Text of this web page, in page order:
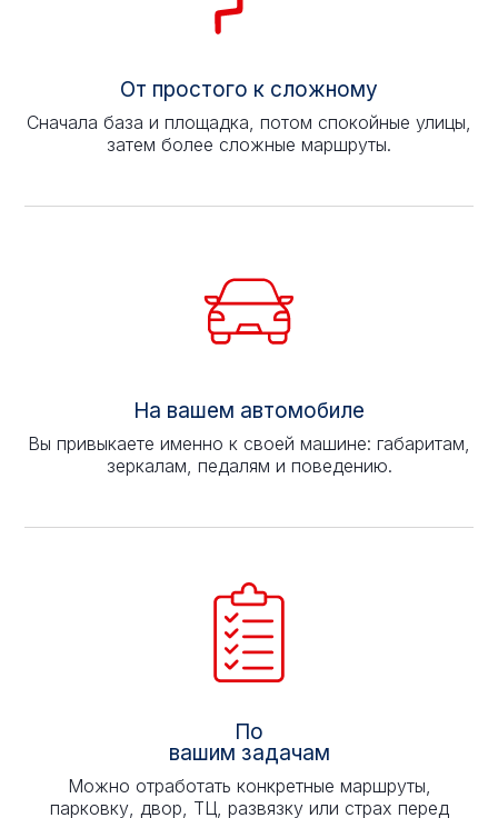
От простого к сложному
Сначала база и площадка, потом спокойные улицы,
затем более сложные маршруты.
На вашем автомобиле
Вы привыкаете именно к своей машине: габаритам,
зеркалам, педалям и поведению.
По
вашим задачам
Можно отработать конкретные маршруты,
парковку, двор, ТЦ, развязку или страх перед